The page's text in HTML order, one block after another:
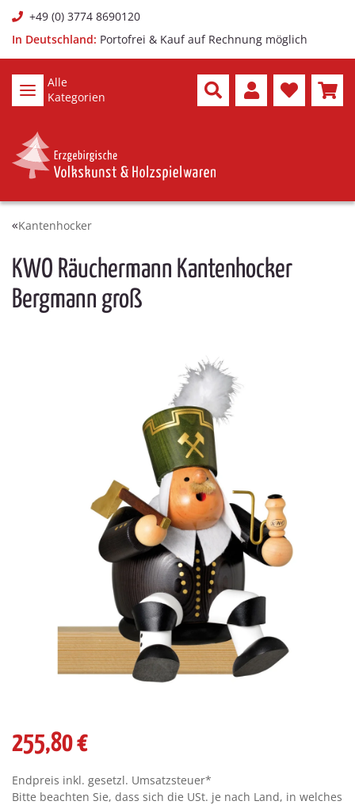
+49 (0) 3774 8690120
In Deutschland: Portofrei & Kauf auf Rechnung möglich
Alle
Kategorien
Kantenhocker
KWO Räuchermann Kantenhocker
Bergmann groß
255,80 €
Endpreis inkl. gesetzl. Umsatzsteuer*
Bitte beachten Sie, dass sich die USt. je nach Land, in welches